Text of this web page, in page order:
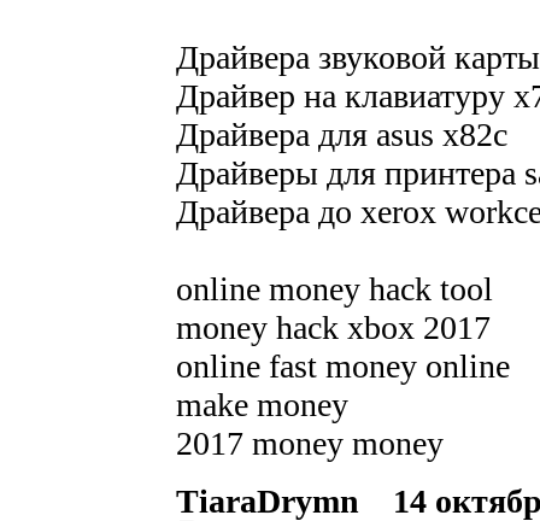
Драйвера звуковой
Драйвер на клавиатуру
Драйвера для asus x82c
Драйверы для принтера
Драйвера до xerox
online money hack tool
money hack xbox 2017
online fast money online
make money
2017 money money
TiaraDrymn
14